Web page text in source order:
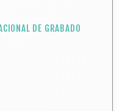
DE GRABADO